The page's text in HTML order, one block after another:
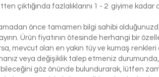
çıktığında fazlalıklarını 1 - 2 giyime
önce tamamen bilgi sahibi
Ürün fiyatının ötesinde herhangi bir
mevcut olan en yakın tüy ve kumaş
veya değişiklik talep etmeniz
göz önünde bulundurarak, lütfen